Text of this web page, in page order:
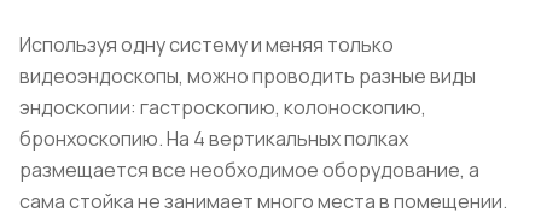
Используя одну систему и меняя только
видеоэндоскопы, можно проводить разные виды
эндоскопии: гастроскопию, колоноскопию,
бронхоскопию. На 4 вертикальных полках
размещается все необходимое оборудование, а
сама стойка не занимает много места в помещении.